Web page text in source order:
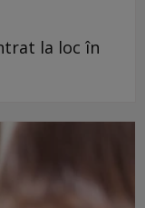
la loc în